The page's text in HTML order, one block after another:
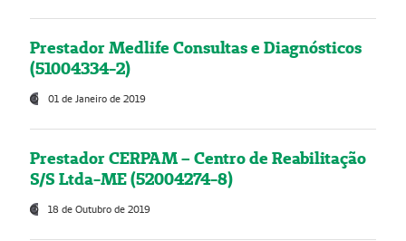
Prestador Medlife Consultas e Diagnósticos
(51004334-2)
01 de Janeiro de 2019
Prestador CERPAM – Centro de Reabilitação
S/S Ltda-ME (52004274-8)
18 de Outubro de 2019